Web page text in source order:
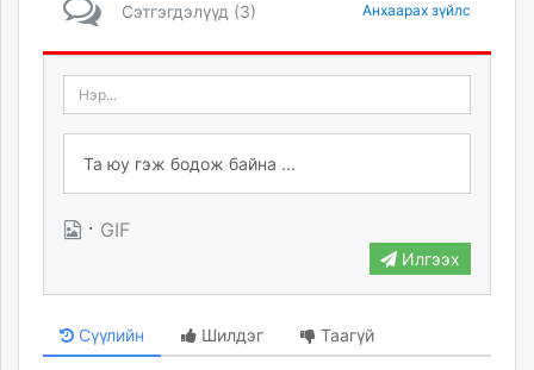
Сэтгэгдэлүүд (3) Анхаарах зүйлс
· GIF
Илгээх
Сүүлийн Шилдэг Таагүй